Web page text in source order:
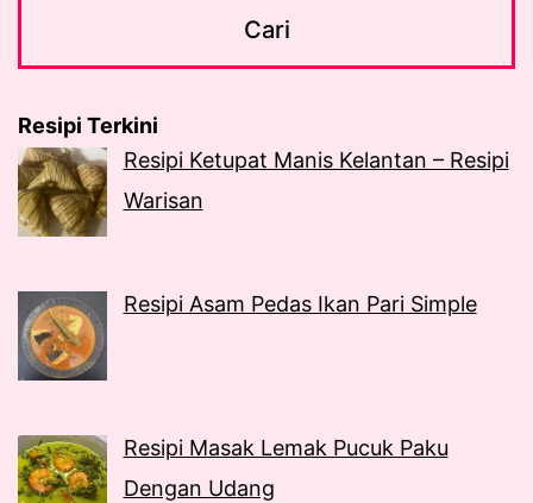
Resipi Terkini
Resipi Ketupat Manis Kelantan – Resipi
Warisan
Resipi Asam Pedas Ikan Pari Simple
Resipi Masak Lemak Pucuk Paku
Dengan Udang